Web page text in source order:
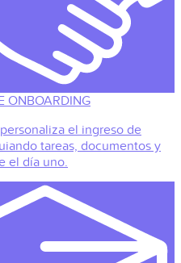
ONBOARDING
el ingreso de
tareas, documentos y
el día uno.